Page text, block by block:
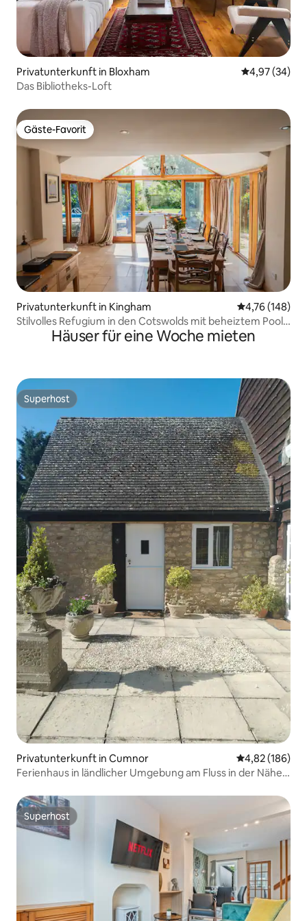
Privatunterkunft in Bloxham
4,97 (34)
Das Bibliotheks-Loft
Gäste-Favorit
Gäste-Favorit
Privatunterkunft in Kingham
4,76 (148)
Stilvolles Refugium in den Cotswolds mit beheiztem Pool,
8 SchlafplätzeHäuser für eine Woche mieten
Superhost
Superhost
Privatunterkunft in Cumnor
4,82 (186)
Ferienhaus in ländlicher Umgebung am Fluss in der Nähe
Superhost
Superhost